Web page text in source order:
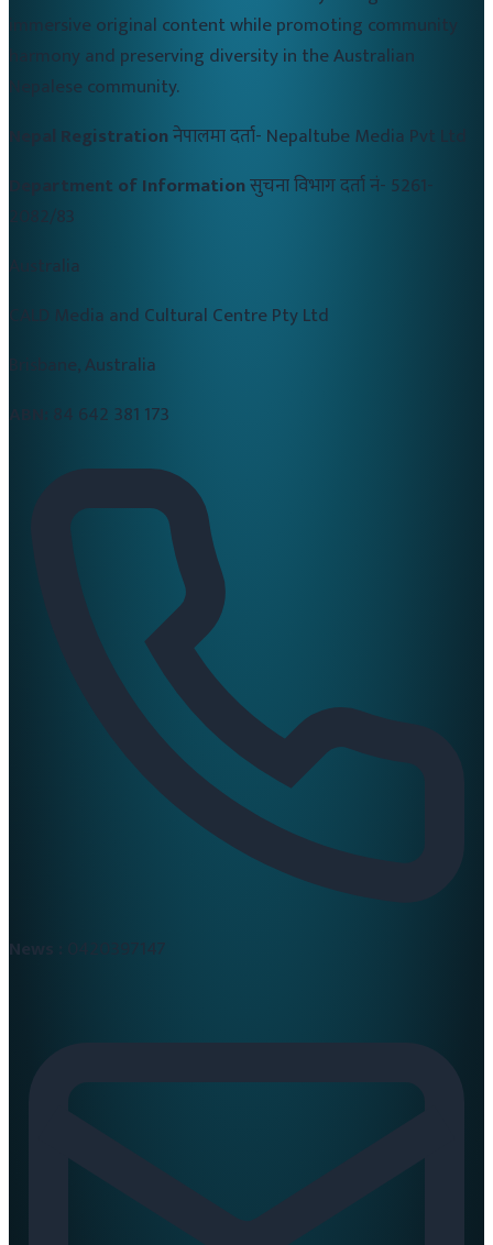
immersive original content while promoting community
harmony and preserving diversity in the Australian
Nepalese community.
Nepal Registrationनेपालमा दर्ता- Nepaltube Media Pvt Ltd
Department of Informationसुचना विभाग दर्ता नं- 5261-
2082/83
Australia
CALD Media and Cultural Centre Pty Ltd
Brisbane, Australia
84 642 381 173